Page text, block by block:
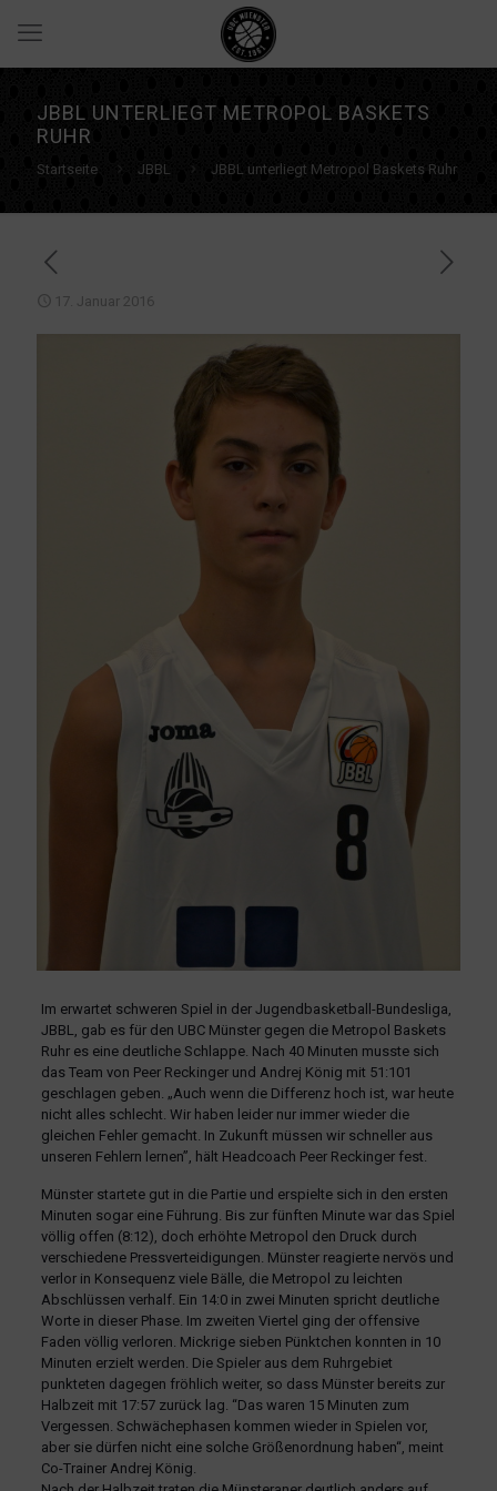
JBBL UNTERLIEGT METROPOL BASKETS
RUHR
Startseite JBBL JBBL unterliegt Metropol Baskets Ruhr
17. Januar 2016
Im erwartet schweren Spiel in der Jugendbasketball-Bundesliga,
JBBL, gab es für den UBC Münster gegen die Metropol Baskets
Ruhr es eine deutliche Schlappe. Nach 40 Minuten musste sich
das Team von Peer Reckinger und Andrej König mit 51:101
geschlagen geben. „Auch wenn die Differenz hoch ist, war heute
nicht alles schlecht. Wir haben leider nur immer wieder die
gleichen Fehler gemacht. In Zukunft müssen wir schneller aus
unseren Fehlern lernen”, hält Headcoach Peer Reckinger fest.
Münster startete gut in die Partie und erspielte sich in den ersten
Minuten sogar eine Führung. Bis zur fünften Minute war das Spiel
völlig offen (8:12), doch erhöhte Metropol den Druck durch
verschiedene Pressverteidigungen. Münster reagierte nervös und
verlor in Konsequenz viele Bälle, die Metropol zu leichten
Abschlüssen verhalf. Ein 14:0 in zwei Minuten spricht deutliche
Worte in dieser Phase. Im zweiten Viertel ging der offensive
Faden völlig verloren. Mickrige sieben Pünktchen konnten in 10
Minuten erzielt werden. Die Spieler aus dem Ruhrgebiet
punkteten dagegen fröhlich weiter, so dass Münster bereits zur
Halbzeit mit 17:57 zurück lag. “Das waren 15 Minuten zum
Vergessen. Schwächephasen kommen wieder in Spielen vor,
aber sie dürfen nicht eine solche Größenordnung haben“, meint
Co-Trainer Andrej König.